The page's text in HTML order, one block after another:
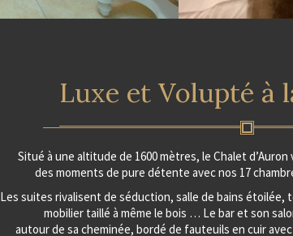
Luxe et Volupté à
Situé à une altitude de 1600 mètres, le Chalet
des moments de pure détente avec nos 17
Les suites rivalisent de séduction, salle de bains étoilée,
mobilier taillé à même le bois … Le bar et son
autour de sa cheminée, bordé de fauteuils en cuir